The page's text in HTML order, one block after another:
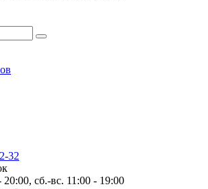
32
сб.-вс. 11:00 - 19:00